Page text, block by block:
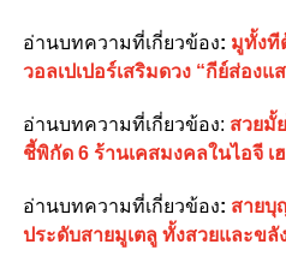
อ่านบทความที่เกี่ยวข้อง: มูทั้งที
วอลเปเปอร์เสริมดวง “กีย์ส่องแ
อ่านบทความที่เกี่ยวข้อง: สวยมั้
ชี้พิกัด 6 ร้านเคสมงคลในไอจี เ
อ่านบทความที่เกี่ยวข้อง: สายบุ
ประดับสายมูเตลู ทั้งสวยและขลั